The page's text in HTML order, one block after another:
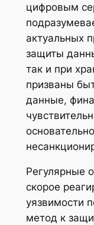
цифровым
актуальных
защиты
так и при
призваны
данные,
Регулярные
скорое
уязвимости
метод к